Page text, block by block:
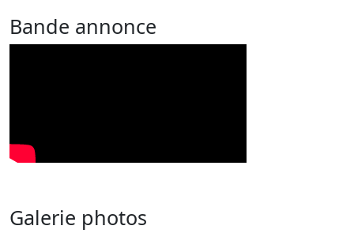
Bande annonce
Galerie photos